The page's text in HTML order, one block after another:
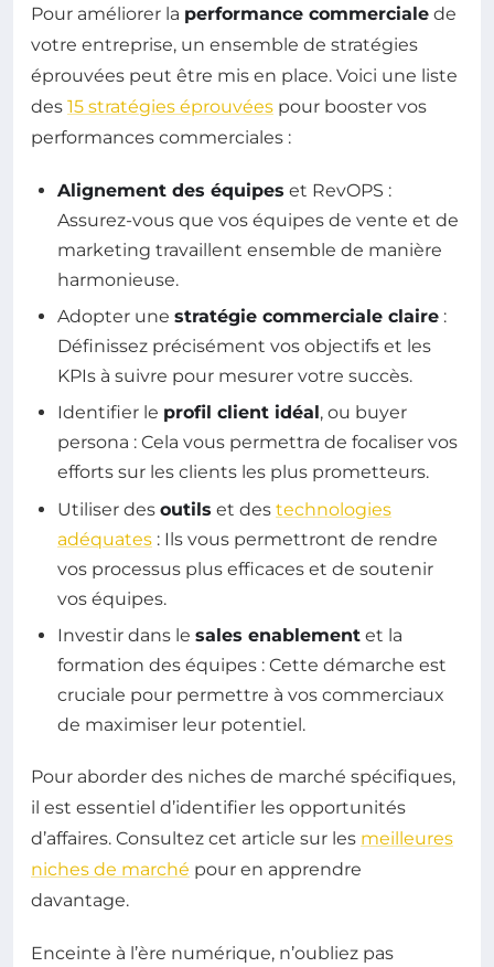
Pour améliorer la performance commerciale de
votre entreprise, un ensemble de stratégies
éprouvées peut être mis en place. Voici une liste
des 15 stratégies éprouvées pour booster vos
performances commerciales :
Alignement des équipes et RevOPS :
Assurez-vous que vos équipes de vente et de
marketing travaillent ensemble de manière
harmonieuse.
Adopter une stratégie commerciale claire :
Définissez précisément vos objectifs et les
KPIs à suivre pour mesurer votre succès.
Identifier le profil client idéal, ou buyer
persona : Cela vous permettra de focaliser vos
efforts sur les clients les plus prometteurs.
Utiliser des outils et des technologies
adéquates : Ils vous permettront de rendre
vos processus plus efficaces et de soutenir
vos équipes.
Investir dans le sales enablement et la
formation des équipes : Cette démarche est
cruciale pour permettre à vos commerciaux
de maximiser leur potentiel.
Pour aborder des niches de marché spécifiques,
il est essentiel d’identifier les opportunités
d’affaires. Consultez cet article sur les meilleures
niches de marché pour en apprendre
davantage.
Enceinte à l’ère numérique, n’oubliez pas